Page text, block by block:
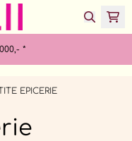
*
EPICERIE